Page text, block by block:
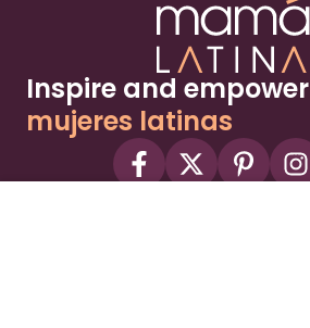
Inspire and empower
mujeres latinas